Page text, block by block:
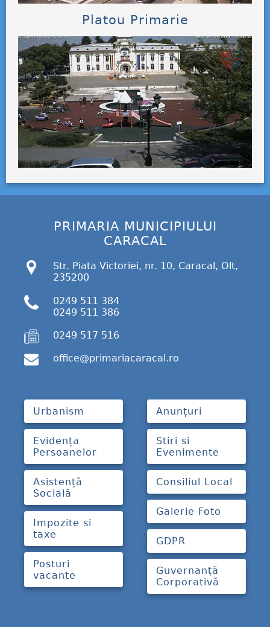
Platou Primarie
PRIMARIA MUNICIPIULUI
CARACAL
Str. Piata Victoriei, nr. 10, Caracal, Olt,
235200
0249 511 384
0249 511 386
0249 517 516
office@primariacaracal.ro
Urbanism
Evidența
Persoanelor
Asistență
Socială
Impozite si
taxe
Posturi
vacante
Anunțuri
Stiri si
Evenimente
Consiliul Local
Galerie Foto
GDPR
Guvernanță
Corporativă